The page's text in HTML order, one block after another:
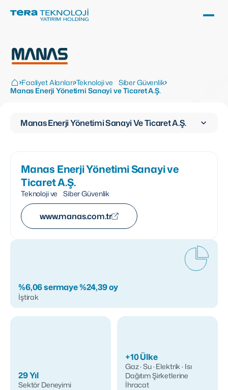
Faaliyet Alanları Teknoloji ve Siber Güvenlik
Manas Enerji Yönetimi Sanayi ve Ticaret A.Ş.
Manas Enerji Yönetimi Sanayi Ve Ticaret A.Ş.
Manas Enerji Yönetimi Sanayi ve
Ticaret A.Ş.
Teknoloji ve Siber Güvenlik
www.manas.com.tr
%6,06 sermaye %24,39 oy
İştirak
29 Yıl
Sektör Deneyimi
+10 Ülke
Gaz · Su · Elektrik · Isı
Dağıtım Şirketlerine
İhracat